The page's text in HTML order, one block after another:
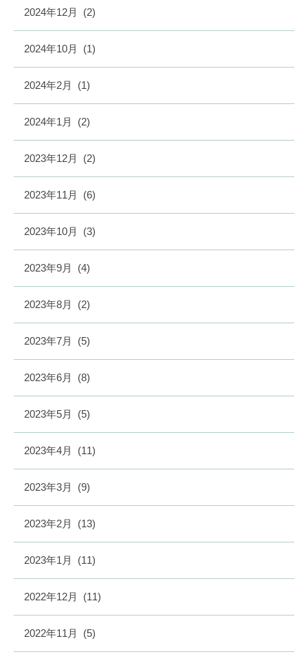
2024年12月 (2)
2024年10月 (1)
2024年2月 (1)
2024年1月 (2)
2023年12月 (2)
2023年11月 (6)
2023年10月 (3)
2023年9月 (4)
2023年8月 (2)
2023年7月 (5)
2023年6月 (8)
2023年5月 (5)
2023年4月 (11)
2023年3月 (9)
2023年2月 (13)
2023年1月 (11)
2022年12月 (11)
2022年11月 (5)